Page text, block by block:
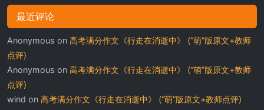
最近评论
Anonymous on 高考满分作文《行走在消逝中》 (“萌”版原文+教师
点评)
Anonymous on 高考满分作文《行走在消逝中》 (“萌”版原文+教师
点评)
wind on 高考满分作文《行走在消逝中》 (“萌”版原文+教师点评)